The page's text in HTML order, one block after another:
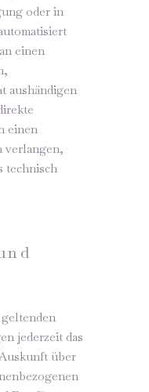
oder in
einen
aushändigen
einen
verlangen,
technisch
geltenden
jederzeit das
über